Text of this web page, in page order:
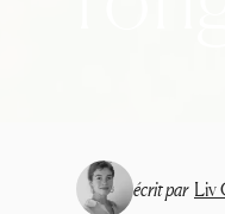
écrit par Liv